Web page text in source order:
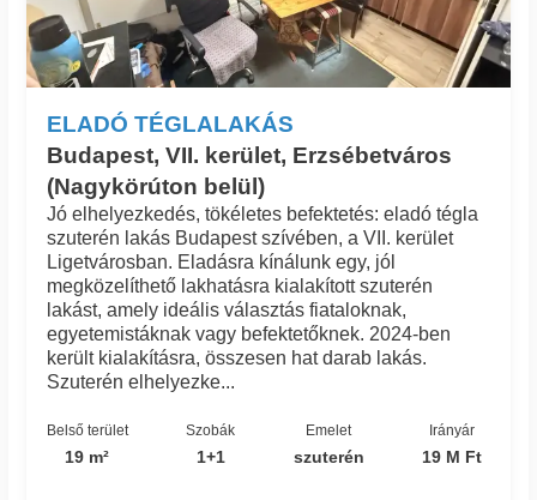
ELADÓ TÉGLALAKÁS
Budapest, VII. kerület, Erzsébetváros
(Nagykörúton belül)
Jó elhelyezkedés, tökéletes befektetés: eladó tégla
szuterén lakás Budapest szívében, a VII. kerület
Ligetvárosban. Eladásra kínálunk egy, jól
megközelíthető lakhatásra kialakított szuterén
lakást, amely ideális választás fiataloknak,
egyetemistáknak vagy befektetőknek. 2024-ben
került kialakításra, összesen hat darab lakás.
Szuterén elhelyezke...
Belső terület
19 m²
Szobák
1+1
Emelet
szuterén
Irányár
19 M Ft